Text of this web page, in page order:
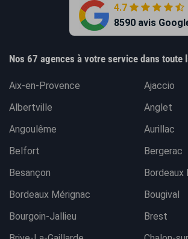
4.7
8590 avis
Nos 67 agences à votre service dans toute
Aix-en-Provence
Ajaccio
Albertville
Anglet
Angoulême
Aurillac
Belfort
Bergerac
Besançon
Bordeaux
Bordeaux Mérignac
Bougival
Bourgoin-Jallieu
Brest